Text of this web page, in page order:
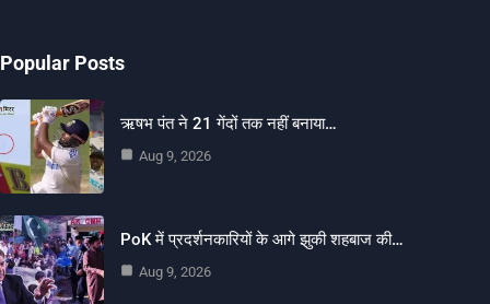
Popular Posts
ऋषभ पंत ने 21 गेंदों तक नहीं बनाया…
Aug 9, 2026
PoK में प्रदर्शनकारियों के आगे झुकी शहबाज की…
Aug 9, 2026